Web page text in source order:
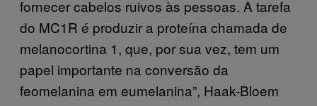
fornecer cabelos ruivos às pessoas. A tarefa
do MC1R é produzir a proteína chamada de
melanocortina 1, que, por sua vez, tem um
papel importante na conversão da
feomelanina em eumelanina”, Haak-Bloem